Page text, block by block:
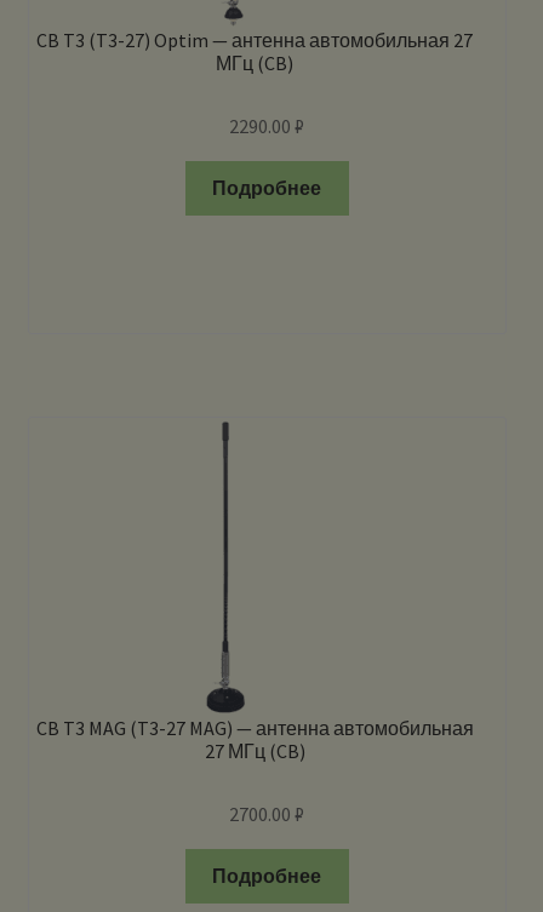
CB T3 (T3-27) Optim — антенна автомобильная 27
МГц (CB)
2290.00₽
Подробнее
CB T3 MAG (T3-27 MAG) — антенна автомобильная
27 МГц (CB)
2700.00₽
Подробнее